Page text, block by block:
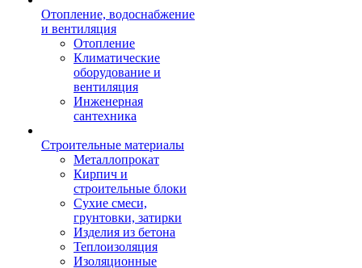
Отопление, водоснабжение
и вентиляция
Отопление
Климатические
оборудование и
вентиляция
Инженерная
сантехника
Строительные материалы
Металлопрокат
Кирпич и
строительные блоки
Сухие смеси,
грунтовки, затирки
Изделия из бетона
Теплоизоляция
Изоляционные